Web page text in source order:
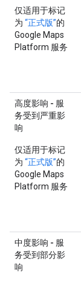
仅适用于标记
为 “正式版”的
Google Maps
Platform 服务
高度影响 - 服
务受到严重影
响
仅适用于标记
为 “正式版”的
Google Maps
Platform 服务
中度影响 - 服
务受到部分影
响